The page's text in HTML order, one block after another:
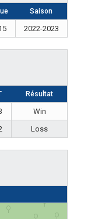
Saison
2022-2023
Résultat
Win
Loss